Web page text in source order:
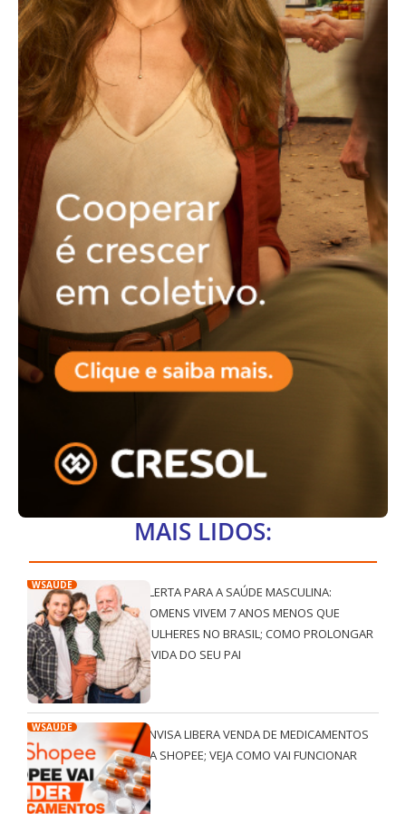
MAIS LIDOS:
WSAÚDE
ALERTA PARA A SAÚDE MASCULINA:
HOMENS VIVEM 7 ANOS MENOS QUE
MULHERES NO BRASIL; COMO PROLONGAR
A VIDA DO SEU PAI
WSAÚDE
ANVISA LIBERA VENDA DE MEDICAMENTOS
NA SHOPEE; VEJA COMO VAI FUNCIONAR